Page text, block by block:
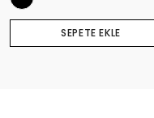
SEPETE EKLE